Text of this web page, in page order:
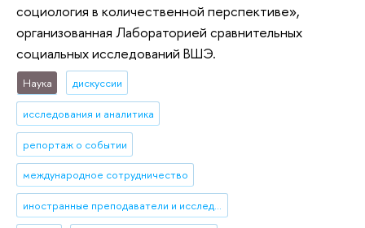
социология в количественной перспективе»,
организованная Лабораторией сравнительных
социальных исследований ВШЭ.
Наука дискуссии
исследования и аналитика
репортаж о событии
международное сотрудничество
иностранные преподаватели и исследователи